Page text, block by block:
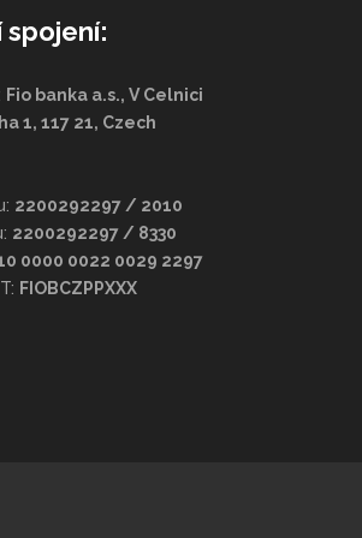
spojení:
Fio banka a.s., V Celnici
1, 117 21, Czech
2200292297 / 2010
2200292297 / 8330
0000 0022 0029 2297
FIOBCZPPXXX